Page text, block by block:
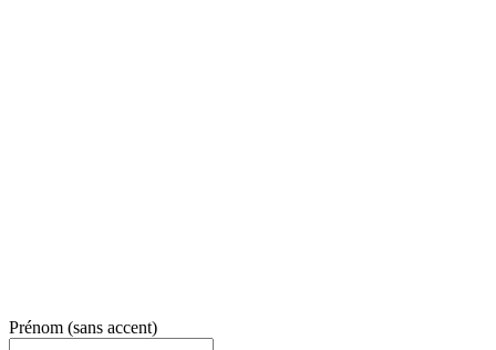
Prénom (sans accent)